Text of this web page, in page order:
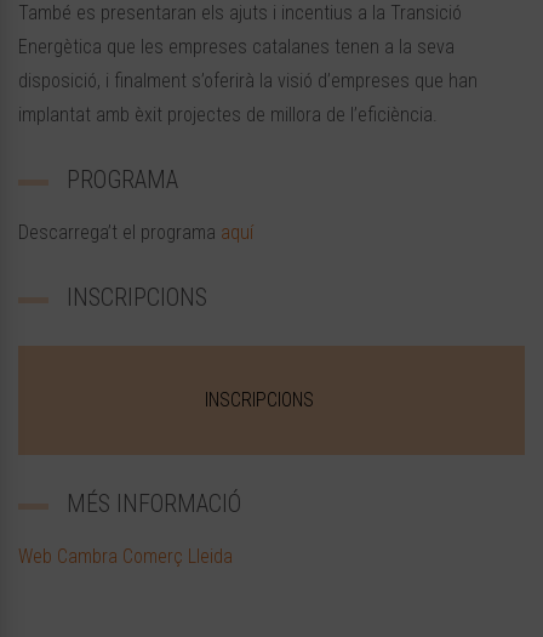
També es presentaran els ajuts i incentius a la Transició
Energètica que les empreses catalanes tenen a la seva
disposició, i finalment s’oferirà la visió d’empreses que han
implantat amb èxit projectes de millora de l’eficiència.
PROGRAMA
Descarrega’t el programa aquí
INSCRIPCIONS
INSCRIPCIONS
MÉS INFORMACIÓ
Web Cambra Comerç Lleida